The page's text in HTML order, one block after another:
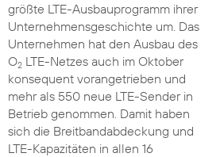
größte LTE-Ausbauprogramm ihrer
Unternehmensgeschichte um. Das
Unternehmen hat den Ausbau des
O2LTE-Netzes auch im Oktober
konsequent vorangetrieben und
mehr als 550 neue LTE-Sender in
Betrieb genommen. Damit haben
sich die Breitbandabdeckung und
LTE-Kapazitäten in allen 16